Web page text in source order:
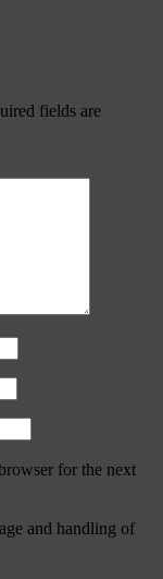
fields are
for the next
and handling of